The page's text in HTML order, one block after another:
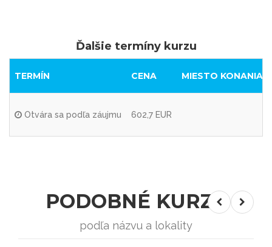
Ďalšie termíny kurzu
TERMÍN CENA MIESTO KONANIA
Otvára sa podľa záujmu 602,7 EUR
PODOBNÉ KURZY
podľa názvu a lokality